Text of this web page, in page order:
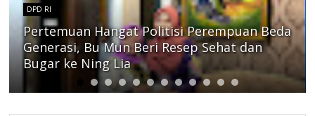
DPD RI
Pertemuan Hangat Politisi Perempuan Beda
Generasi, Bu Mun Beri Resep Sehat dan
Bugar ke Ning Lia